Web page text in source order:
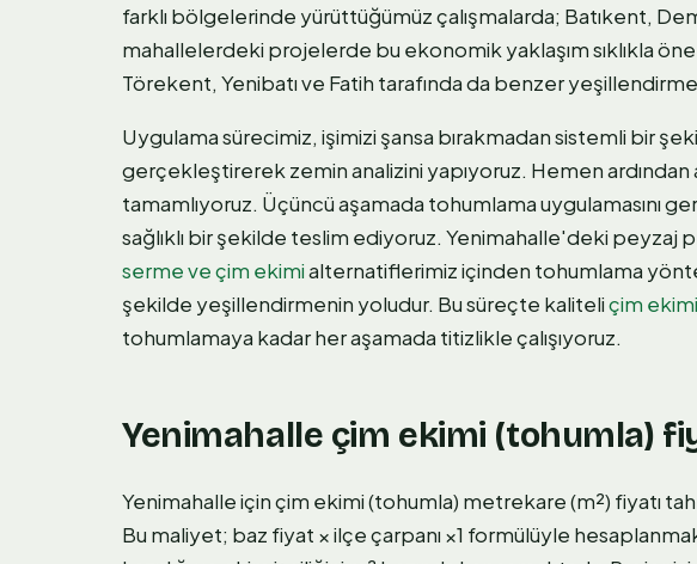
farklı bölgelerinde yürüttüğümüz çalışmalarda; Batıkent,
mahallelerdeki projelerde bu ekonomik yaklaşım sıklıkla öne
Törekent, Yenibatı ve Fatih tarafında da benzer yeşillendirme
Uygulama sürecimiz, işimizi şansa bırakmadan sistemli bir
gerçekleştirerek zemin analizini yapıyoruz. Hemen ardından
tamamlıyoruz. Üçüncü aşamada tohumlama uygulamasını
sağlıklı bir şekilde teslim ediyoruz. Yenimahalle'deki peyzaj
serme ve çim ekimialternatiflerimiz içinden tohumlama
şekilde yeşillendirmenin yoludur. Bu süreçte kaliteliçim ekimi
tohumlamaya kadar her aşamada titizlikle çalışıyoruz.
Yenimahalle çim ekimi (tohumla)
Yenimahalle için çim ekimi (tohumla) metrekare (m²) fiyatı
Bu maliyet; baz fiyat × ilçe çarpanı ×1 formülüyle